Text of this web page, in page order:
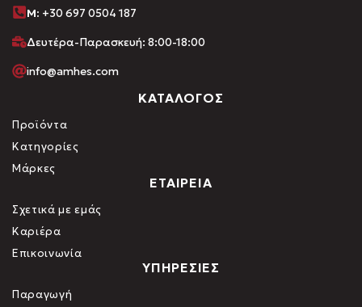
M: +30 697 0504 187
Δευτέρα-Παρασκευή: 8:00-18:00
info@amhes.com
ΚΑΤΑΛΟΓΟΣ
Προϊόντα
Κατηγορίες
Μάρκες
ΕΤΑΙΡΕΙΑ
Σχετικά με εμάς
Καριέρα
Επικοινωνία
ΥΠΗΡΕΣΙΕΣ
Παραγωγή